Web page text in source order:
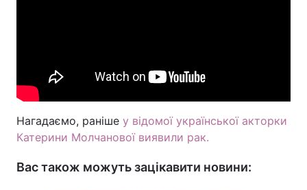
Нагадаємо, раніше у відомої української акторки
Катерини Молчанової виявили рак.
Вас також можуть зацікавити новини: